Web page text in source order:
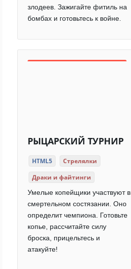
злодеев. Зажигайте фитиль на
бомбах и готовьтесь к войне.
РЫЦАРСКИЙ ТУРНИР
HTML5
Стрелялки
Драки и файтинги
Умелые копейщики участвуют в
смертельном состязании. Оно
определит чемпиона. Готовьте
копье, рассчитайте силу
броска, прицельтесь и
атакуйте!